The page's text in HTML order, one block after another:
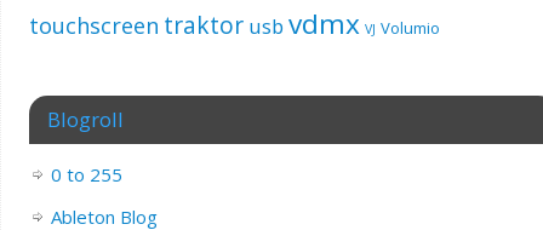
touchscreen traktor usb vdmx VJ Volumio
Blogroll
0 to 255
Ableton Blog